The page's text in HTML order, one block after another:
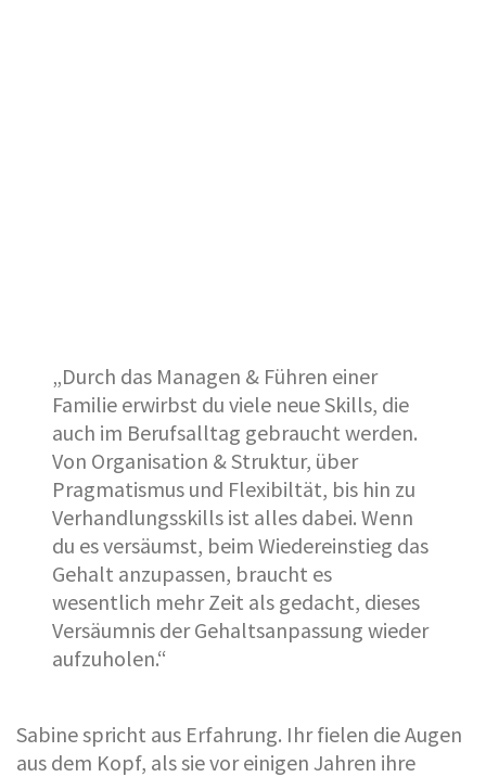
„Durch das Managen & Führen einer
Familie erwirbst du viele neue Skills, die
auch im Berufsalltag gebraucht werden.
Von Organisation & Struktur, über
Pragmatismus und Flexibiltät, bis hin zu
Verhandlungsskills ist alles dabei. Wenn
du es versäumst, beim Wiedereinstieg das
Gehalt anzupassen, braucht es
wesentlich mehr Zeit als gedacht, dieses
Versäumnis der Gehaltsanpassung wieder
aufzuholen.“
Sabine spricht aus Erfahrung. Ihr fielen die Augen
aus dem Kopf, als sie vor einigen Jahren ihre